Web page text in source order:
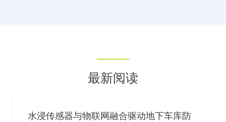
最新阅读
水浸传感器与物联网融合驱动地下车库防